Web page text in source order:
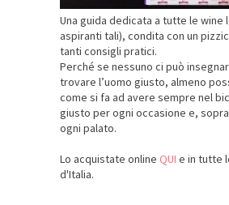
Una guida dedicata a tutte le wine
aspiranti tali), condita con un
tanti consigli pratici.
Perché se nessuno ci può
trovare l’uomo giusto, almeno
come si fa ad avere sempre nel
giusto per ogni occasione e,
ogni palato.
Lo acquistate online QUI e in tutte
d'Italia.